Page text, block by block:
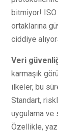
bitmiyor! ISO
ortaklarına
ciddiye
Veri
karmaşık
ilkeler, bu
Standart,
uygulama ve
Özellikle,